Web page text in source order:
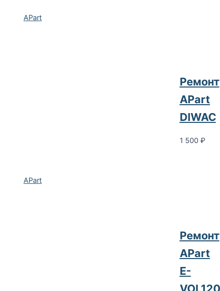
APart
APart
Ремонт
APart
DIWAC
1 500 ₽
Ремонт
APart
E-
VOL120